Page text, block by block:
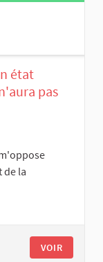
état
pas
de la
VOIR